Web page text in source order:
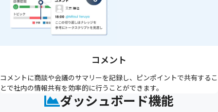
コメント
コメントに商談や会議のサマリーを記録し、ピンポイントで共有するこ
とで社内の情報共有を効率的に行うことができます。
ダッシュボード機能